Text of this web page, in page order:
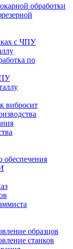
обработки
с ЧПУ
по
вибросит
обеспечения
образцов
станков